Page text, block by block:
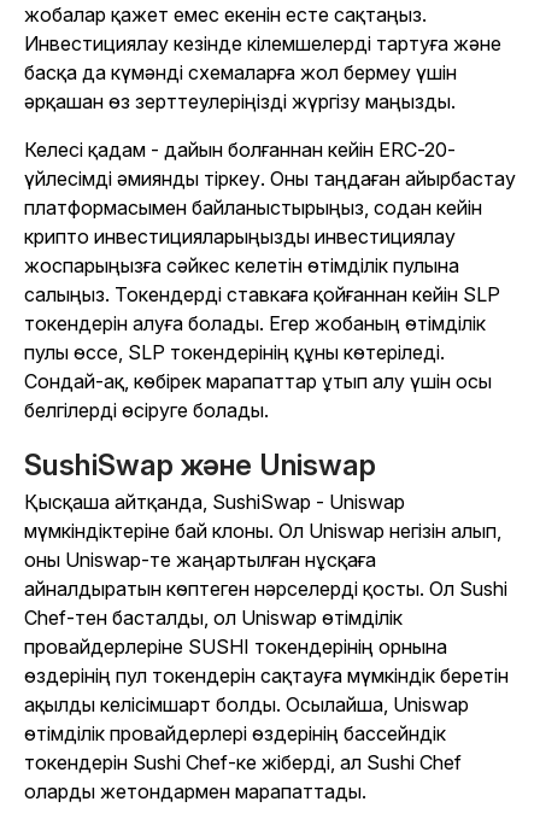
жобалар қажет емес екенін есте сақтаңыз.
Инвестициялау кезінде кілемшелерді тартуға және
басқа да күмәнді схемаларға жол бермеу үшін
әрқашан өз зерттеулеріңізді жүргізу маңызды.
Келесі қадам - дайын болғаннан кейін ERC-20-
үйлесімді әмиянды тіркеу. Оны таңдаған айырбастау
платформасымен байланыстырыңыз, содан кейін
крипто инвестицияларыңызды инвестициялау
жоспарыңызға сәйкес келетін өтімділік пулына
салыңыз. Токендерді ставкаға қойғаннан кейін SLP
токендерін алуға болады. Егер жобаның өтімділік
пулы өссе, SLP токендерінің құны көтеріледі.
Сондай-ақ, көбірек марапаттар ұтып алу үшін осы
белгілерді өсіруге болады.
SushiSwap және Uniswap
Қысқаша айтқанда, SushiSwap - Uniswap
мүмкіндіктеріне бай клоны. Ол Uniswap негізін алып,
оны Uniswap-те жаңартылған нұсқаға
айналдыратын көптеген нәрселерді қосты. Ол Sushi
Chef-тен басталды, ол Uniswap өтімділік
провайдерлеріне SUSHI токендерінің орнына
өздерінің пул токендерін сақтауға мүмкіндік беретін
ақылды келісімшарт болды. Осылайша, Uniswap
өтімділік провайдерлері өздерінің бассейндік
токендерін Sushi Chef-ке жіберді, ал Sushi Chef
оларды жетондармен марапаттады.